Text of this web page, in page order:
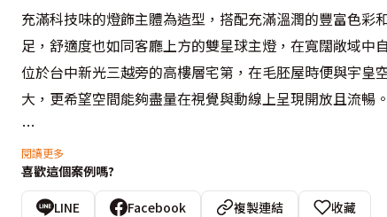
充滿科技味的燈飾主體為造型，搭配充滿溫潤的豐富色
足，舒適度也如同客廳上方的雙星球主燈，在寬闊敞域中
位於台中新光三越旁的高樓層宅第，在毛胚屋時便與宇
大，更希望空間能夠盡量在視覺與動線上呈現開放且流暢。
從玄關進入，迎面便是開闊的客廳，在規劃之初，黃焱麟
面天花板造型巧妙解決大樑橫陳問題，同時由斜切面聯想
環繞客廳的書房及後方客房的拉門、地面拋光磚，均以
閱讀更多
喜歡這個案例嗎?
LINE Facebook 複製連結
收藏